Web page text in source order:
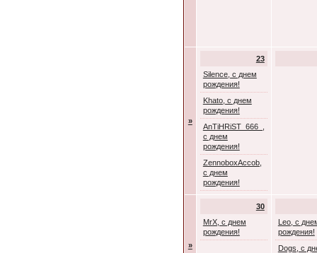
»
23
Silence, с днем
рождения!
Khato, с днем
рождения!
AnTiHRiST_666_,
с днем
рождения!
ZennoboxAccob,
с днем
рождения!
»
30
MrX, с днем
рождения!
Leo, с
рождения!
Dogs, с